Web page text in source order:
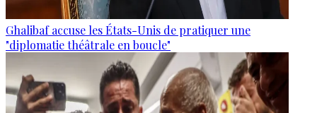
Ghalibaf accuse les États-Unis de pratiquer une
"diplomatie théâtrale en boucle"